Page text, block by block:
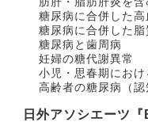
糖尿病に合併した高
糖尿病に合併した脂
糖尿病と歯周病
妊婦の糖代謝異常
小児・思春期におけ
高齢者の糖尿病（認
日外アソシエーツ